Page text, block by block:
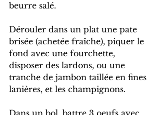
beurre salé.
Dérouler dans un plat une pate
brisée (achetée fraîche), piquer le
fond avec une fourchette,
disposer des lardons, ou une
tranche de jambon taillée en fines
lanières, et les champignons.
Dans un bol, battre 3 oeufs avec